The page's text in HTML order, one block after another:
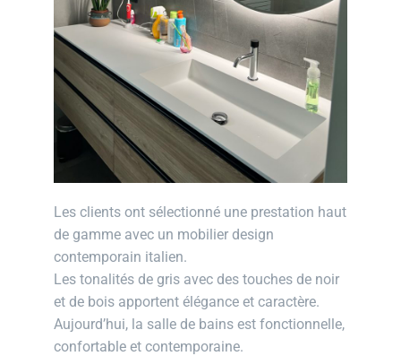
Les clients ont sélectionné une prestation haut
de gamme avec un mobilier design
contemporain italien.
Les tonalités de gris avec des touches de noir
et de bois apportent élégance et caractère.
Aujourd’hui, la salle de bains est fonctionnelle,
confortable et contemporaine.